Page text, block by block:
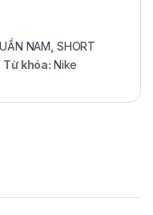
NAM SHORT
Từ khóa: Nike